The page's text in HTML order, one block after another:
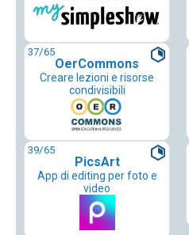
37/65
OerCommons
Creare lezioni e risorse
condivisibili
39/65
PicsArt
App di editing per foto e
video